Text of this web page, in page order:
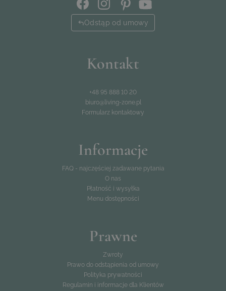
Odstąp od umowy
Kontakt
+48 95 888 10 20
biuro@living-zone.pl
Formularz kontaktowy
Informacje
FAQ - najczęściej zadawane pytania
O nas
Płatność i wysyłka
Menu dostępności
Prawne
Zwroty
Prawo do odstąpienia od umowy
Polityka prywatności
Regulamin i informacje dla Klientów